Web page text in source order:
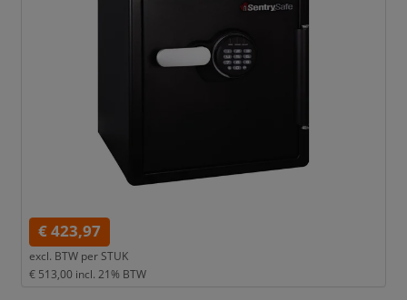
€ 423,97
excl. BTW per STUK
€ 513,00 incl. 21% BTW